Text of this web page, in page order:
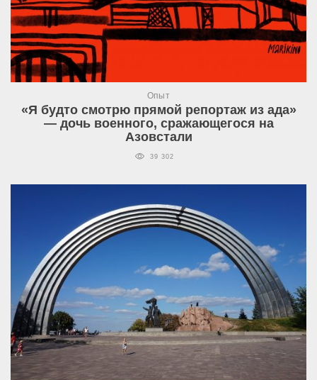
Опыт
«Я будто смотрю прямой репортаж из ада»
— дочь военного, сражающегося на
Азовстали
39 302